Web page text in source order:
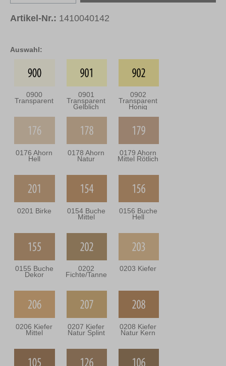
Auswahl:
0900
Transparent
0901
Transparent
Gelblich
0902
Transparent
Honig
0176 Ahorn
Hell
0178 Ahorn
Natur
0179 Ahorn
Mittel Rötlich
0201 Birke 0154 Buche
Mittel
0156 Buche
Hell
0155 Buche
Dekor
0202
Fichte/Tanne
0203 Kiefer
0206 Kiefer
Mittel
0207 Kiefer
Natur Splint
0208 Kiefer
Natur Kern
Artikel-Nr.: 1410040142